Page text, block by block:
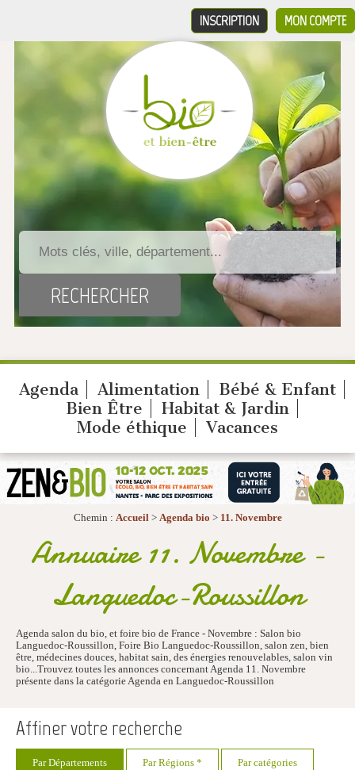
MON COMPTE
INSCRIPTION
Agenda Alimentation
Bébé & Enfant
Bien Être
Habitat & Jardin
Mode éthique
Vacances
Chemin : Accueil> Agenda bio > 11. Novembre
Annuaire 11. Novembre -
Languedoc-Roussillon
Agenda salon du bio, et foire bio de France - Novembre : Salon bio
Languedoc-Roussillon, Foire Bio Languedoc-Roussillon, salon zen, bien
être, médecines douces, habitat sain, des énergies renouvelables, salon vin
bio...Trouvez toutes les annonces concernant Agenda 11. Novembre
présente dans la catégorie Agenda en Languedoc-Roussillon
Affiner votre recherche
Par Départements Par Régions * Par catégories